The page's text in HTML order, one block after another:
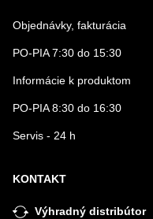
Objednávky, fakturácia
PO-PIA 7:30 do 15:30
Informácie k produktom
PO-PIA 8:30 do 16:30
Servis - 24 h
KONTAKT
Výhradný distribútor